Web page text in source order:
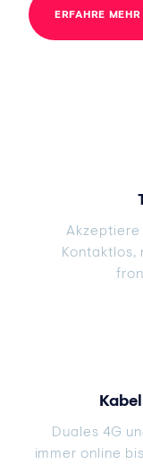
ERFAHRE
Kontaktlos,
Duales 4G
immer online